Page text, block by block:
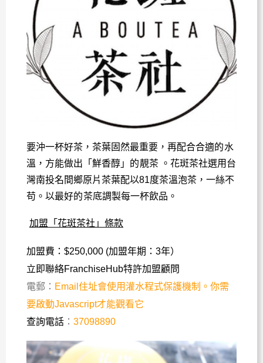
要沖一杯好茶，茶葉固然最重要，再配合合適的水
溫，方能做出「鮮香醇」 的靚茶 。花斑茶社選用台
灣南投名間鄉原片茶葉配以81度茶溫泡茶，一絲不
苟。以最好的茶底調製每一杯飲品。
加盟「花斑茶社」條款
加盟費：$250,000 (加盟年期：3年）
立即聯絡FranchiseHub特許加盟顧問
電郵： Email住址會使用灌水程式保護機制。你需
要啟動Javascript才能觀看它
查詢電話 ： 37098890